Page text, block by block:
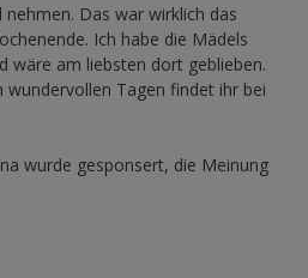
nehmen. Das war wirklich das
Ich habe die Mädels
wäre am liebsten dort geblieben.
Tagen findet ihr bei
wurde gesponsert, die Meinung